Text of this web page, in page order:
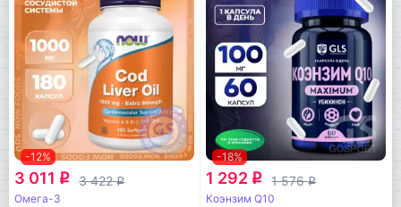
-12%
3 011 q 3 422q
Омега-3
-18%
1 292 q 1 576q
Коэнзим Q10